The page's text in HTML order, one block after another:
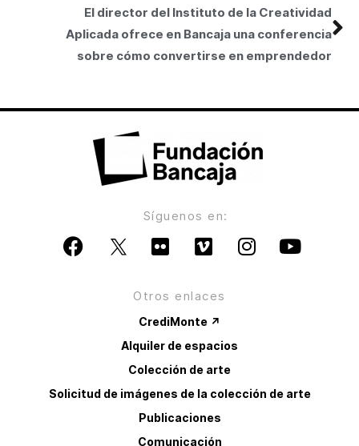
El director del Instituto de la Creatividad
Aplicada ofrece en Bancaja una conferencia
sobre cómo convertirse en emprendedor
Síguenos en:
Otros enlaces
CrediMonte ↗
Alquiler de espacios
Colección de arte
Solicitud de imágenes de la colección de arte
Publicaciones
Comunicación